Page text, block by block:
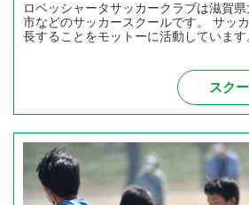
ロベッシャータサッカークラブは滋賀
市などのサッカースクールです。 サッ
長することをモットーに活動しています
スク